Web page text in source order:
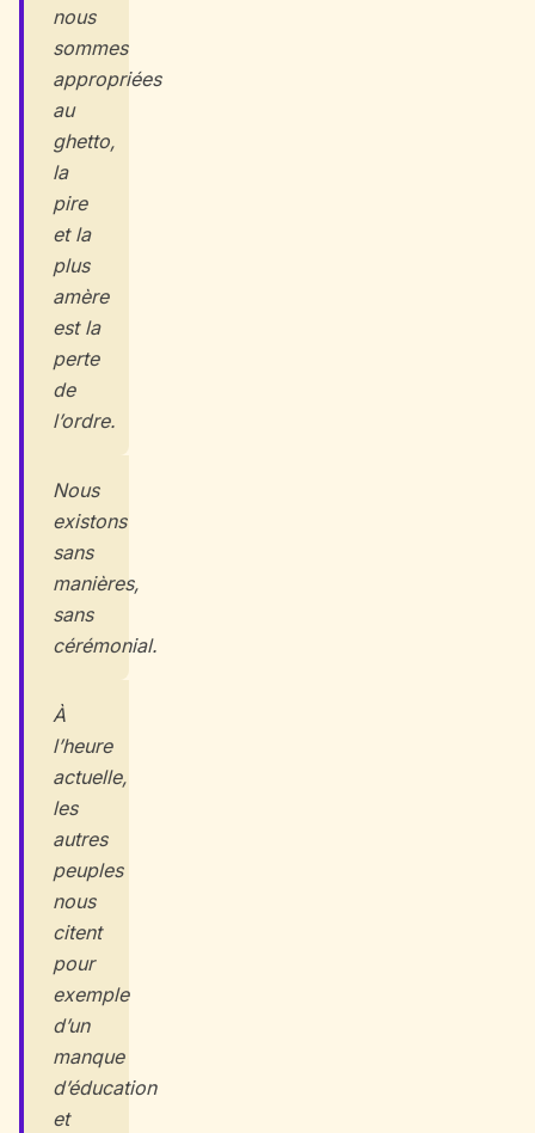
nous
sommes
appropriées
au
ghetto,
la
pire
et la
plus
amère
est la
perte
de
l’ordre.
Nous
existons
sans
manières,
sans
cérémonial.
À
l’heure
actuelle,
les
autres
peuples
nous
citent
pour
exemple
d’un
manque
d’éducation
et